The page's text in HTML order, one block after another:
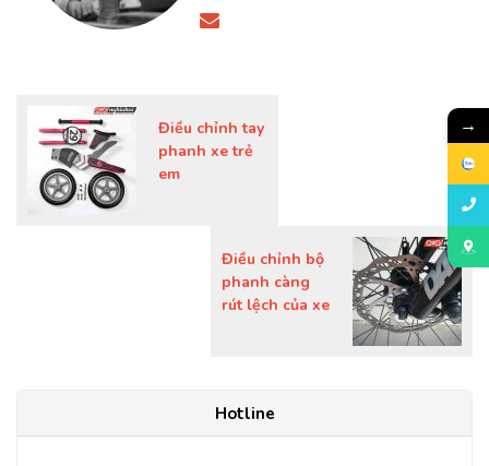
Điều chỉnh tay
phanh xe trẻ
em
Điều chỉnh bộ
phanh càng
rút lệch của xe
Hotline
→